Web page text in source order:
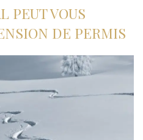
PEUT VOUS
DE PERMIS